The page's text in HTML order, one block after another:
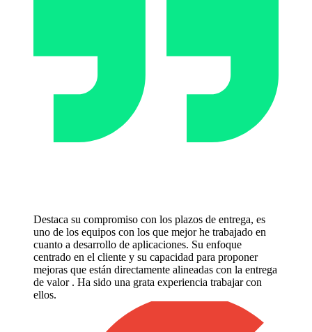
Destaca su compromiso con los plazos de entrega, es
uno de los equipos con los que mejor he trabajado en
cuanto a desarrollo de aplicaciones. Su enfoque
centrado en el cliente y su capacidad para proponer
mejoras que están directamente alineadas con la entrega
de valor . Ha sido una grata experiencia trabajar con
ellos.